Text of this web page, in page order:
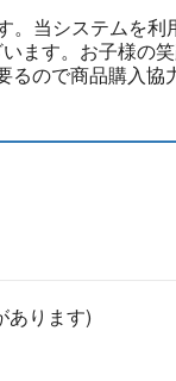
。当システムを利
ます。お子様の
るので商品購入協
あります)